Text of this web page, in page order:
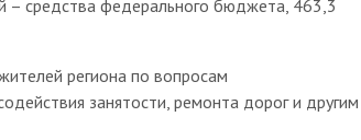
– средства федерального бюджета, 463,3
региона по вопросам
занятости, ремонта дорог и другим